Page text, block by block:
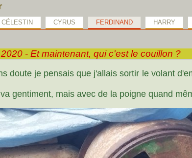
CÉLESTIN CYRUS FERDINAND HARRY
- Et maintenant, qui c'est le couillon ?
doute je pensais que j'allais sortir le volant
gentiment, mais avec de la poigne quand